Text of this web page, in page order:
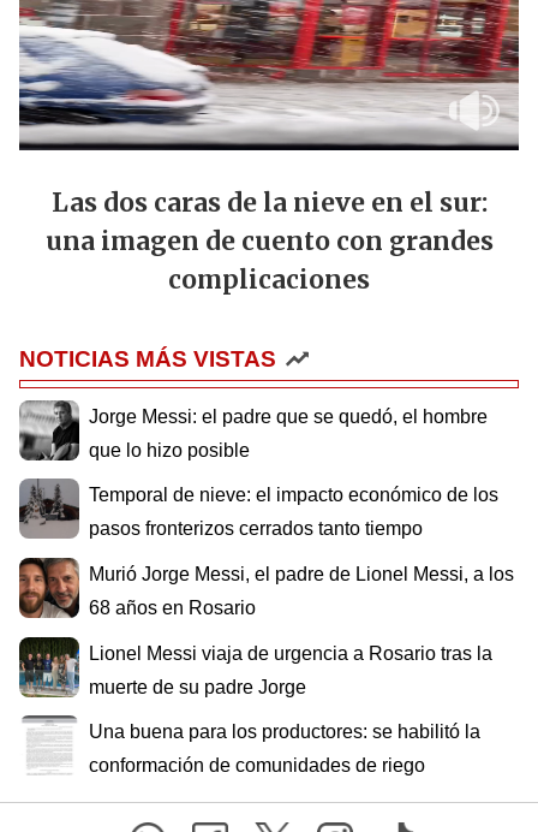
Las dos caras de la nieve en el sur:
una imagen de cuento con grandes
complicaciones
NOTICIAS MÁS VISTAS
Jorge Messi: el padre que se quedó, el hombre
que lo hizo posible
Temporal de nieve: el impacto económico de los
pasos fronterizos cerrados tanto tiempo
Murió Jorge Messi, el padre de Lionel Messi, a los
68 años en Rosario
Lionel Messi viaja de urgencia a Rosario tras la
muerte de su padre Jorge
Una buena para los productores: se habilitó la
conformación de comunidades de riego